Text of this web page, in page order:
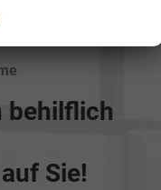
behilflich
Sie!